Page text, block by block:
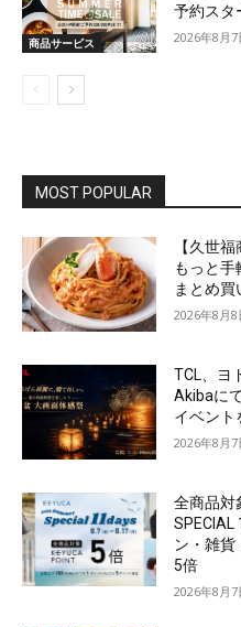
商品サービス
予約スタ
2026年8月7
MOST POPULAR
【久世
もっと手
まとめ買
2026年8月8
TCL、ヨ
Akibaに
イベント
2026年8月7
全商品対
ン・雑貨
5倍
2026年8月7